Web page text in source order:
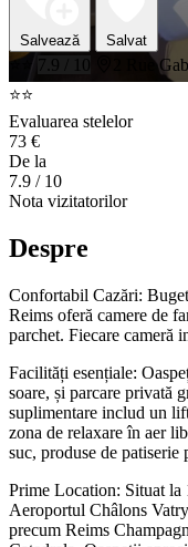
Salvează Salvat
⭐⭐ 7.9 / 10
2 Rue
⭐⭐
Evaluarea stelelor
73 €
De la
7.9 / 10
Nota vizitatorilor
Despre
Confortabil Cazări:
Reims oferă camere de
parchet. Fiecare cameră
Facilități esențiale:
soare, și parcare privată
suplimentare includ un
zona de relaxare în aer
suc, produse de patiserie
Prime Location: Situat
Aeroportul Châlons
precum Reims